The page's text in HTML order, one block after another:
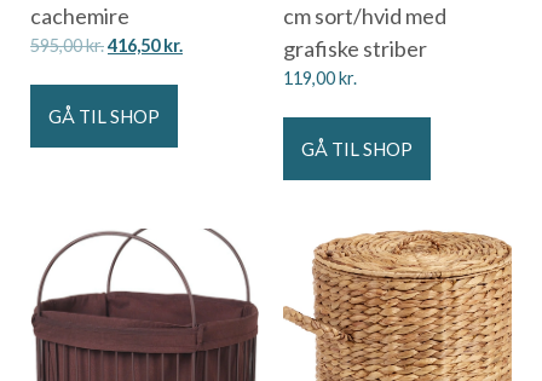
cachemire
595,00kr.416,50kr.
GÅ TIL SHOP
cm sort/hvid med
grafiske striber
119,00kr.
GÅ TIL SHOP